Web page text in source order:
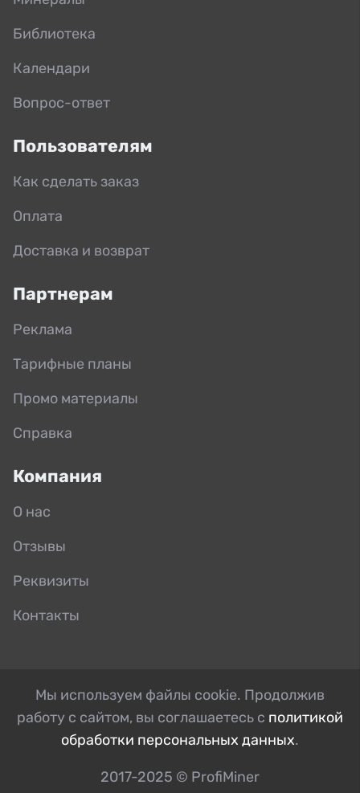
Библиотека
Календари
Вопрос-ответ
Пользователям
Как сделать заказ
Оплата
Доставка и возврат
Партнерам
Реклама
Тарифные планы
Промо материалы
Справка
Компания
О нас
Отзывы
Реквизиты
Контакты
Мы используем файлы cookie. Продолжив
работу с сайтом, вы соглашаетесь с политикой
обработки персональных данных.
2017-2025 © ProfiMiner